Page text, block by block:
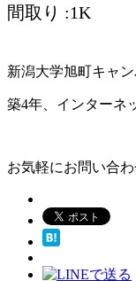
間取り :1K
新潟大学旭町キャ
築4年、インターネ
お気軽にお問い合